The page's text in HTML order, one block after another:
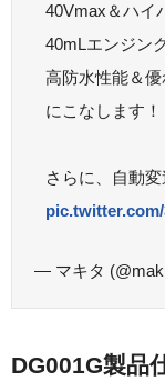
40Vmax＆ハイ
40mLエンジン
高防水性能＆
にこなします！
さらに、自動変
— マキタ
DG001G製品